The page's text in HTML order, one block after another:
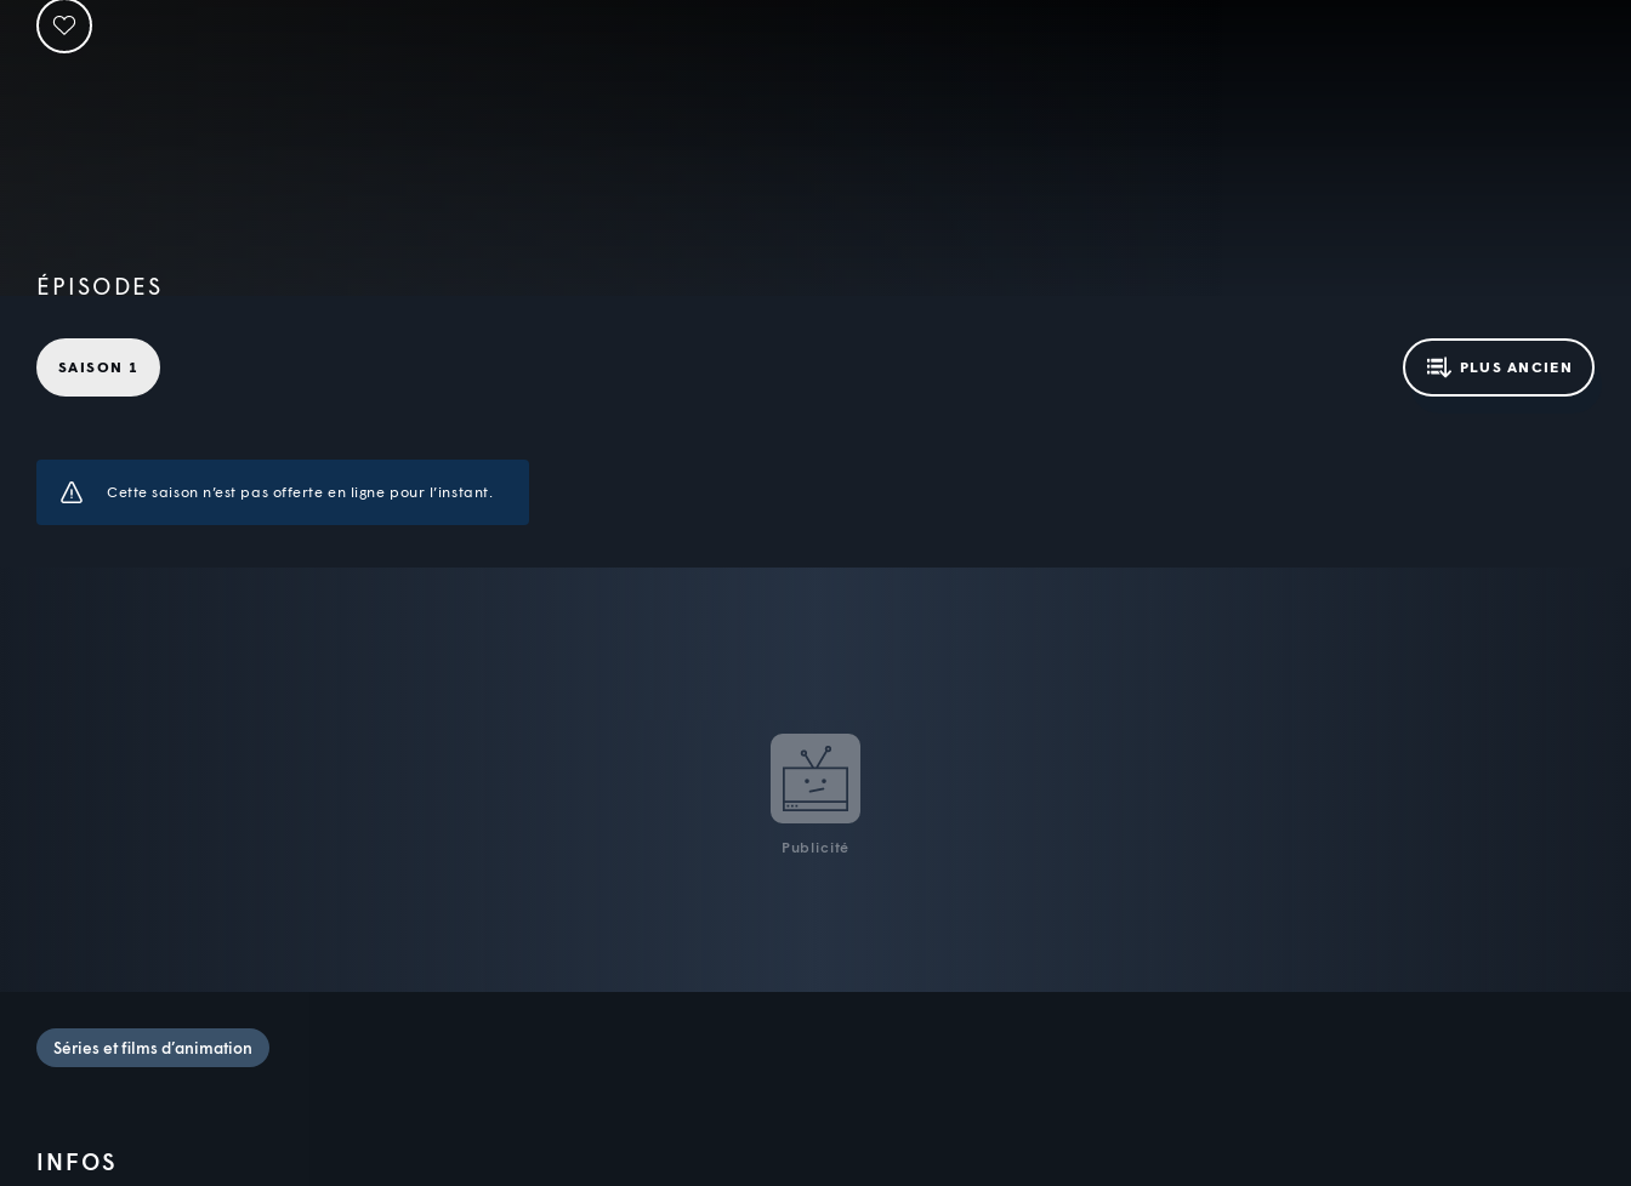
ÉPISODES
SAISON 1 PLUS ANCIEN
Cette saison n’est pas offerte en ligne pour l’instant.
Publicité
Séries et films d’animation
INFOS